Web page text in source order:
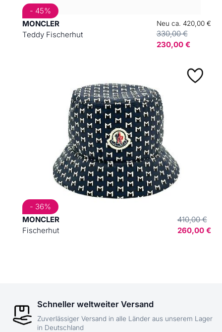
MONCLER
Teddy Fischerhut
Neu ca. 420,00 €
330,00 €
230,00 €
- 45%
MONCLER
Fischerhut
410,00 €
260,00 €
- 36%
Schneller weltweiter Versand
Zuverlässiger Versand in alle Länder aus unserem Lager
in Deutschland